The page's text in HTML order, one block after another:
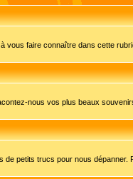
vous faire connaître dans cette
nous vos plus beaux
de petits trucs pour nous dépanner.